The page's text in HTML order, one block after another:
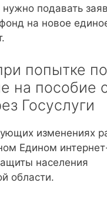
нужно подавать
на новое
попытке
на пособие
Госуслуги
изменениях
Едином
населения
области.